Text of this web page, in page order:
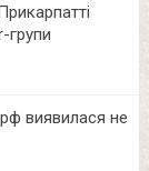
групи
виявилася не